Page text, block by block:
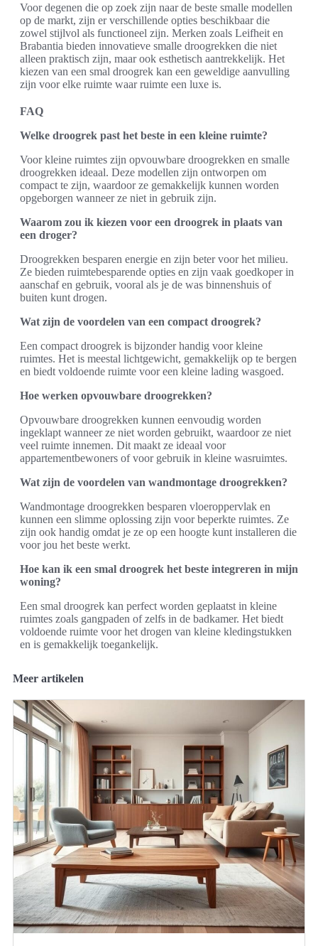
Voor degenen die op zoek zijn naar de beste smalle modellen
op de markt, zijn er verschillende opties beschikbaar die
zowel stijlvol als functioneel zijn. Merken zoals Leifheit en
Brabantia bieden innovatieve smalle droogrekken die niet
alleen praktisch zijn, maar ook esthetisch aantrekkelijk. Het
kiezen van een smal droogrek kan een geweldige aanvulling
zijn voor elke ruimte waar ruimte een luxe is.
FAQ
Welke droogrek past het beste in een kleine ruimte?
Voor kleine ruimtes zijn opvouwbare droogrekken en smalle
droogrekken ideaal. Deze modellen zijn ontworpen om
compact te zijn, waardoor ze gemakkelijk kunnen worden
opgeborgen wanneer ze niet in gebruik zijn.
Waarom zou ik kiezen voor een droogrek in plaats van
een droger?
Droogrekken besparen energie en zijn beter voor het milieu.
Ze bieden ruimtebesparende opties en zijn vaak goedkoper in
aanschaf en gebruik, vooral als je de was binnenshuis of
buiten kunt drogen.
Wat zijn de voordelen van een compact droogrek?
Een compact droogrek is bijzonder handig voor kleine
ruimtes. Het is meestal lichtgewicht, gemakkelijk op te bergen
en biedt voldoende ruimte voor een kleine lading wasgoed.
Hoe werken opvouwbare droogrekken?
Opvouwbare droogrekken kunnen eenvoudig worden
ingeklapt wanneer ze niet worden gebruikt, waardoor ze niet
veel ruimte innemen. Dit maakt ze ideaal voor
appartementbewoners of voor gebruik in kleine wasruimtes.
Wat zijn de voordelen van wandmontage droogrekken?
Wandmontage droogrekken besparen vloeroppervlak en
kunnen een slimme oplossing zijn voor beperkte ruimtes. Ze
zijn ook handig omdat je ze op een hoogte kunt installeren die
voor jou het beste werkt.
Hoe kan ik een smal droogrek het beste integreren in mijn
woning?
Een smal droogrek kan perfect worden geplaatst in kleine
ruimtes zoals gangpaden of zelfs in de badkamer. Het biedt
voldoende ruimte voor het drogen van kleine kledingstukken
en is gemakkelijk toegankelijk.
Meer artikelen